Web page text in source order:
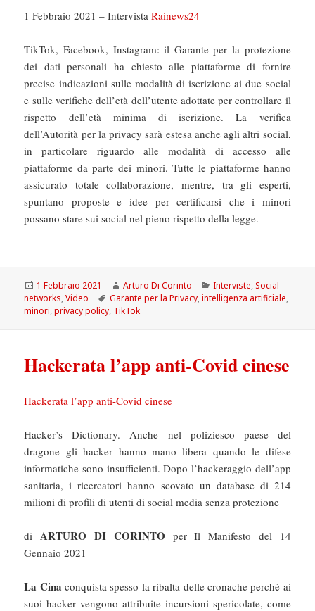
1 Febbraio 2021 – IntervistaRainews24
TikTok, Facebook, Instagram: il Garante per la protezione
dei dati personali ha chiesto alle piattaforme di fornire
precise indicazioni sulle modalità di iscrizione ai due social
e sulle verifiche dell’età dell’utente adottate per controllare il
rispetto dell’età minima di iscrizione. La verifica
dell’Autorità per la privacy sarà estesa anche agli altri social,
in particolare riguardo alle modalità di accesso alle
piattaforme da parte dei minori. Tutte le piattaforme hanno
assicurato totale collaborazione, mentre, tra gli esperti,
spuntano proposte e idee per certificarsi che i minori
possano stare sui social nel pieno rispetto della legge.
Scritto
il
1 Febbraio 2021 Autore
Arturo Di Corinto Categorie
Interviste,Social
networks,Video Tag
Garante per la Privacy,intelligenza artificiale,
minori,privacy policy, TikTok
Hackerata l’app anti-Covid cinese
Hackerata l’app anti-Covid cinese
Hacker’s Dictionary. Anche nel poliziesco paese del
dragone gli hacker hanno mano libera quando le difese
informatiche sono insufficienti. Dopo l’hackeraggio dell’app
sanitaria, i ricercatori hanno scovato un database di 214
milioni di profili di utenti di social media senza protezione
di ARTURO DI CORINTO per Il Manifesto del 14
Gennaio 2021
La Cina conquista spesso la ribalta delle cronache perché ai
suoi hacker vengono attribuite incursioni spericolate, come